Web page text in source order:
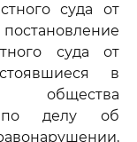
суда от
суда от
в
общества
по делу об